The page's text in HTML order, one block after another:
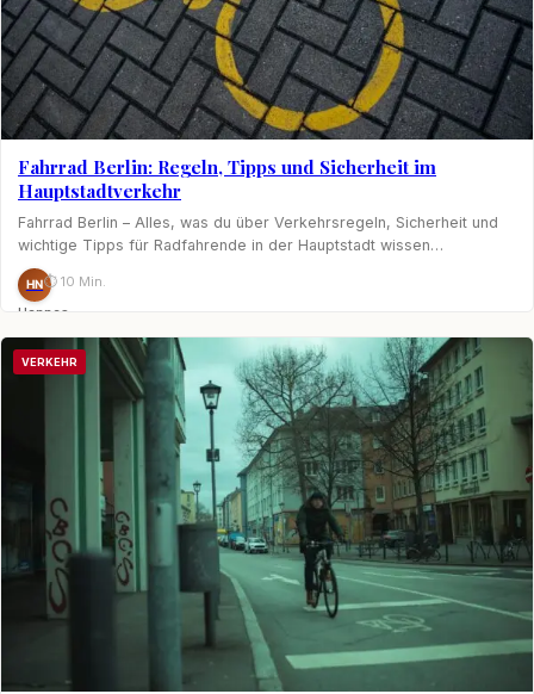
Fahrrad Berlin: Regeln, Tipps und Sicherheit im
Hauptstadtverkehr
Fahrrad Berlin – Alles, was du über Verkehrsregeln, Sicherheit und
wichtige Tipps für Radfahrende in der Hauptstadt wissen…
HN
Hannes
⏱ 10 Min.
VERKEHR